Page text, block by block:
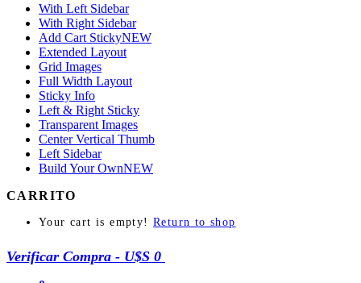
With Left Sidebar
With Right Sidebar
Add Cart StickyNEW
Extended Layout
Grid Images
Full Width Layout
Sticky Info
Left & Right Sticky
Transparent Images
Center Vertical Thumb
Left Sidebar
Build Your OwnNEW
CARRITO
Your cart is empty! Return to shop
Verificar Compra - U$S 0